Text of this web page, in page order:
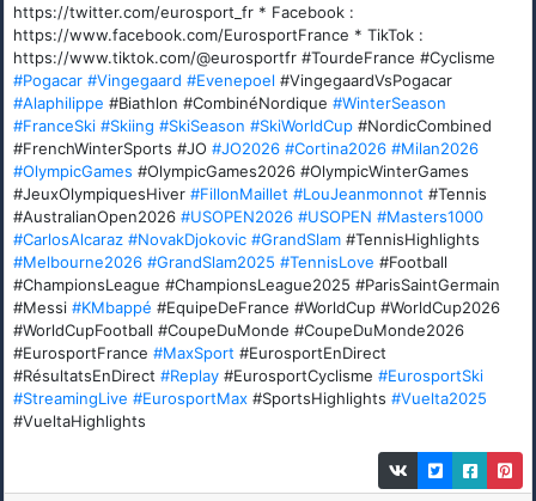
https://twitter.com/eurosport_fr * Facebook :
https://www.facebook.com/EurosportFrance * TikTok :
https://www.tiktok.com/@eurosportfr #TourdeFrance #Cyclisme
#Pogacar #Vingegaard #Evenepoel #VingegaardVsPogacar
#Alaphilippe #Biathlon #CombinéNordique #WinterSeason
#FranceSki #Skiing #SkiSeason #SkiWorldCup #NordicCombined
#FrenchWinterSports #JO #JO2026 #Cortina2026 #Milan2026
#OlympicGames #OlympicGames2026 #OlympicWinterGames
#JeuxOlympiquesHiver #FillonMaillet #LouJeanmonnot #Tennis
#AustralianOpen2026 #USOPEN2026 #USOPEN #Masters1000
#CarlosAlcaraz #NovakDjokovic #GrandSlam #TennisHighlights
#Melbourne2026 #GrandSlam2025 #TennisLove #Football
#ChampionsLeague #ChampionsLeague2025 #ParisSaintGermain
#Messi #KMbappé #EquipeDeFrance #WorldCup #WorldCup2026
#WorldCupFootball #CoupeDuMonde #CoupeDuMonde2026
#EurosportFrance #MaxSport #EurosportEnDirect
#RésultatsEnDirect #Replay #EurosportCyclisme #EurosportSki
#StreamingLive #EurosportMax #SportsHighlights #Vuelta2025
#VueltaHighlights